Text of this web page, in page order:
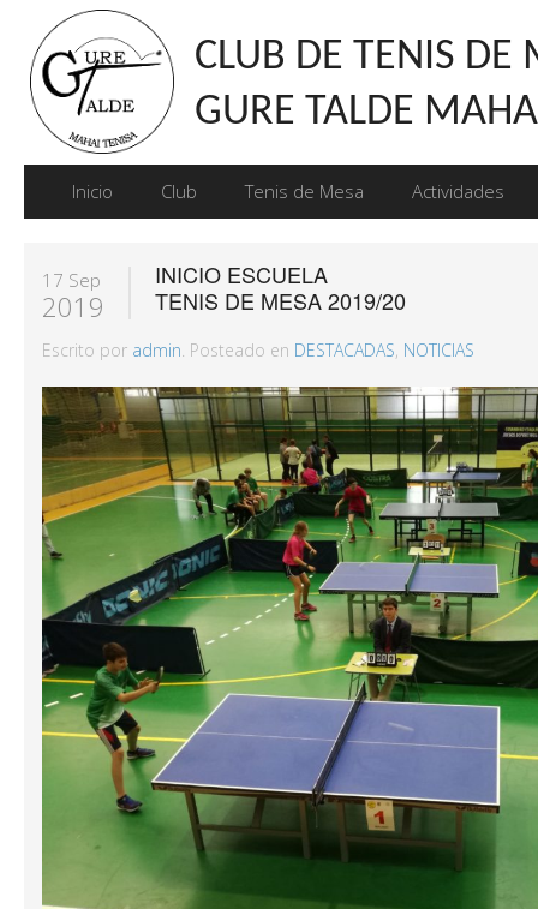
CLUB DE TENIS DE
GURE TALDE
Inicio Club Tenis de Mesa Actividades
17 Sep
2019
INICIO ESCUELA
TENIS DE MESA 2019/20
Escrito por admin. Posteado en DESTACADAS, NOTICIAS